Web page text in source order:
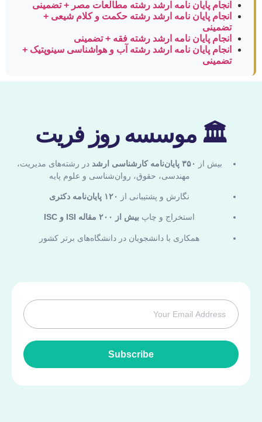
انجام پایان نامه ارشد رشته مطالعات مصر + تضمینی
انجام پایان نامه ارشد رشته حکمت و کلام شیعی +
تضمینی
انجام پایان نامه ارشد رشته فقه + تضمینی
انجام پایان نامه ارشد رشته آب و هواشناسی سینوپتیک +
تضمینی
🏛 موسسه روز فریت
بیش از ۳۵۰ پایان‌نامه کارشناسی ارشد
در رشته‌های مدیریت،
مهندسی، حقوق، روان‌شناسی و علوم پایه
نگارش و پشتیبانی از ۱۲۰ پایان‌نامه دکتری
استخراج و چاپ بیش از ۲۰۰ مقاله ISI و ISC
همکاری با دانشجویان در دانشگاه‌های برتر کشور
Subscribe